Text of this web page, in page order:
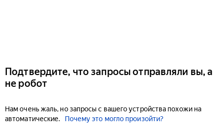
Подтвердите, что запросы отправляли вы, а
не робот
Нам очень жаль, но запросы с вашего устройства похожи на
автоматические.
Почему это могло произойти?